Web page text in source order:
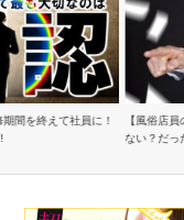
間を終えて社員に！
【風俗店
ない？だっ